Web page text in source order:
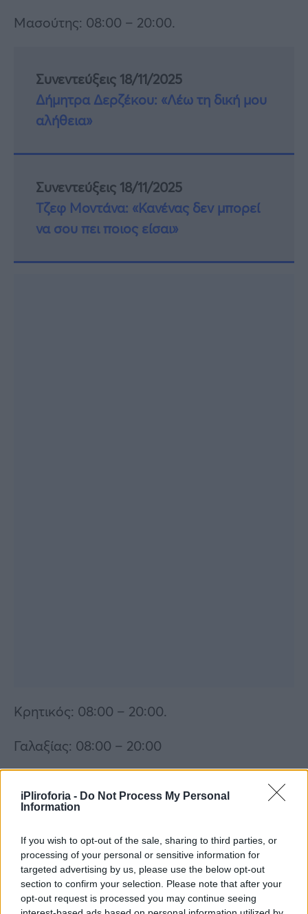
iPliroforia - Do Not Process My Personal
Information
If you wish to opt-out of the sale, sharing to third parties, or
processing of your personal or sensitive information for
targeted advertising by us, please use the below opt-out
section to confirm your selection. Please note that after your
opt-out request is processed you may continue seeing
Μασούτης: 08:00 – 20:00.
Συνεντεύξεις 18/11/2025
Δήμητρα Δερζέκου: «Λέω τη δική μου
αλήθεια»
Συνεντεύξεις 18/11/2025
Τζεφ Μοντάνα: «Κανένας δεν μπορεί
να σου πει ποιος είσαι»
Κρητικός: 08:00 – 20:00.
Γαλαξίας: 08:00 – 20:00
Το Πάσχα συμβαίνουν θαύματα: Το Άγιο φως,
οι αιωρούμενες κανδήλες και οι θεραπείες
Άγιο Φως: Συγκλονίζει κάθε πιστό το θαύμα
με τον σχισμένο κίονα στην είσοδο του